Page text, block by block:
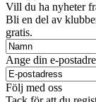
Vill du ha nyheter
Bli en del av
gratis.
Ange din e-
Följ med oss